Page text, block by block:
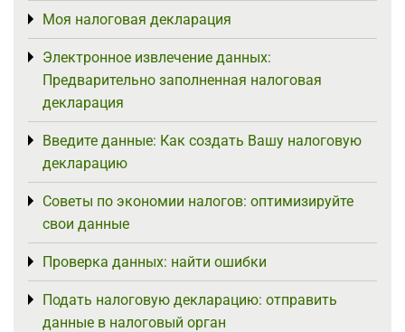
Моя налоговая декларация
Toggle menu
Электронное извлечение данных:
Предварительно заполненная налоговая
декларация
Toggle menu
Введите данные: Как создать Вашу налоговую
декларацию
Toggle menu
Советы по экономии налогов: оптимизируйте
свои данные
Toggle menu
Проверка данных: найти ошибки
Toggle menu
Подать налоговую декларацию: отправить
данные в налоговый орган
Toggle menu